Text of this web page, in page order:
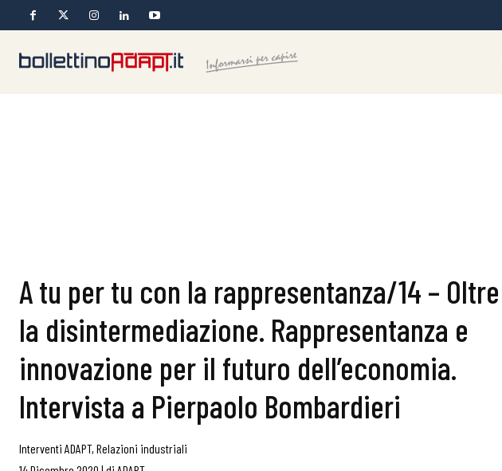
A tu per tu con la rappresentanza/14 – Oltre
la disintermediazione. Rappresentanza e
innovazione per il futuro dell’economia.
Intervista a Pierpaolo Bombardieri
Interventi ADAPT, Relazioni industriali